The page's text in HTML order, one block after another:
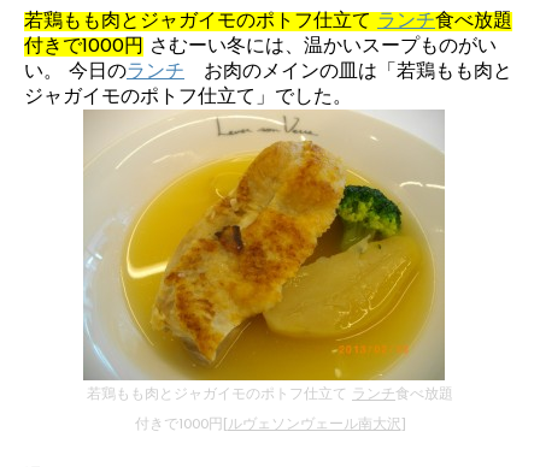
若鶏もも肉とジャガイモのポトフ仕立て ランチ食べ放題
付きで1000円
さむーい冬には、温かいスープものがい
い。 今日のランチ お肉のメインの皿は「若鶏もも肉と
ジャガイモのポトフ仕立て」でした。
若鶏もも肉とジャガイモのポトフ仕立て ランチ食べ放題
付きで1000円[ ルヴェソンヴェール南大沢